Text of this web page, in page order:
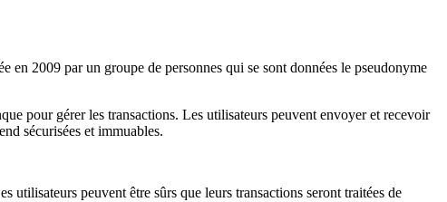
2009 par un groupe de personnes qui se sont données le pseudonyme
pour gérer les transactions. Les utilisateurs peuvent envoyer et recevoir
sécurisées et immuables.
utilisateurs peuvent être sûrs que leurs transactions seront traitées de